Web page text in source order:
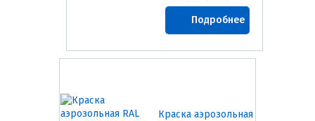
Подробнее
Краска аэрозольная